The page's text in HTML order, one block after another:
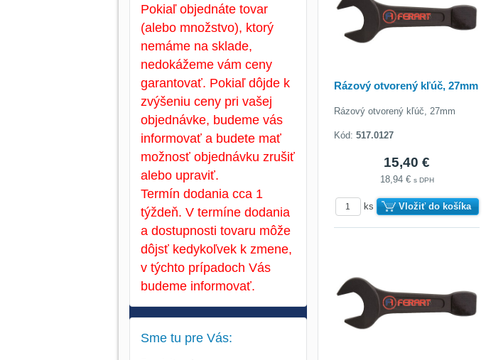
Rázový otvorený kľúč, 27mm
Rázový otvorený kľúč, 27mm
Kód:517.0127
15,40 €
18,94 € s DPH
ks Vložiť do košíka
Pokiaľ objednáte tovar
(alebo množstvo), ktorý
nemáme na sklade,
nedokážeme vám ceny
garantovať. Pokiaľ dôjde k
zvýšeniu ceny pri vašej
objednávke, budeme vás
informovať a budete mať
možnosť objednávku zrušiť
alebo upraviť.
Termín dodania cca 1
týždeň. V termíne dodania
a dostupnosti tovaru môže
dôjsť kedykoľvek k zmene,
v týchto prípadoch Vás
budeme informovať.
Sme tu pre Vás: